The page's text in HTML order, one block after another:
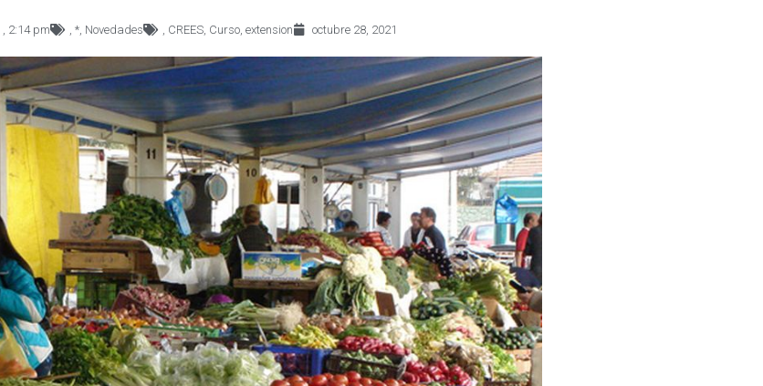
2:14 pm *, Novedades CREES, Curso, extension octubre 28, 2021